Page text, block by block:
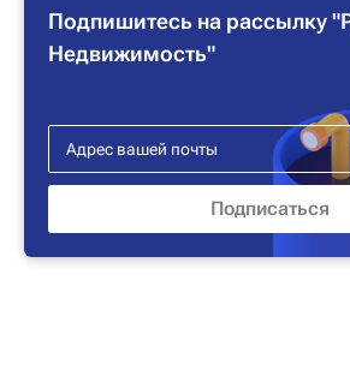
Подпишитесь на рассылку
Недвижимость"